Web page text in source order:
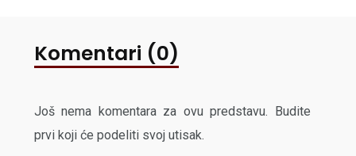
Komentari (0)
Još nema komentara za ovu predstavu. Budite
prvi koji će podeliti svoj utisak.